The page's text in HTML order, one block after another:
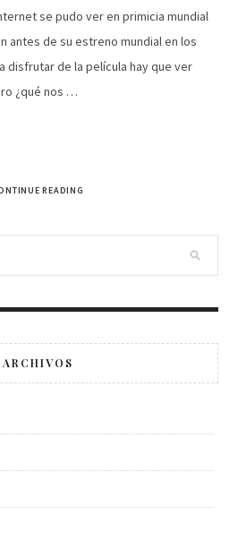
se pudo ver en primicia mundial
antes de su estreno mundial en los
disfrutar de la película hay que ver
¿qué nos …
READING
ARCHIVOS